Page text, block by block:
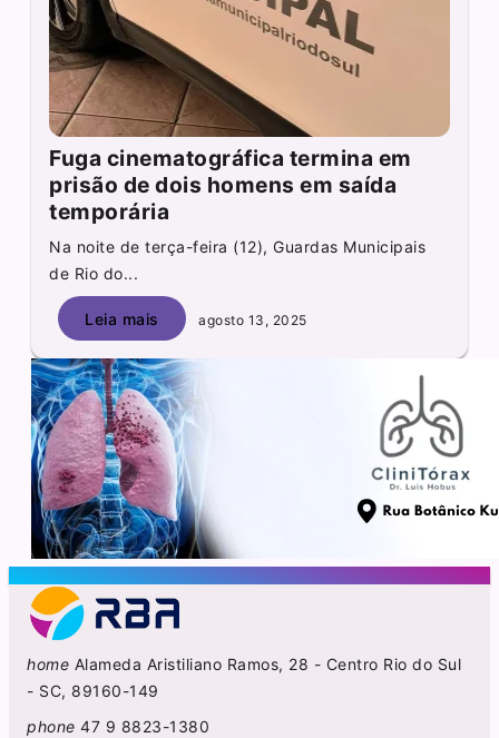
Fuga cinematográfica termina em
prisão de dois homens em saída
temporária
Na noite de terça-feira (12), Guardas Municipais
de Rio do...
Leia mais agosto 13, 2025
home Alameda Aristiliano Ramos, 28 - Centro Rio do Sul
- SC, 89160-149
phone 47 9 8823-1380